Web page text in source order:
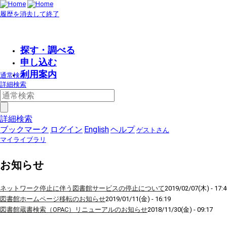
履歴を消去して終了
探す・調べる
申し込む
利用案内
通常検索
詳細検索
詳細検索
ブックマーク ログイン Englishヘルプ ゲストさん
マイライブラリ
お知らせ
ネットワーク停止に伴う図書館サービスの停止について2019/02/07(木) -
図書館ホームページ移転のお知らせ2019/01/11(金) - 16:19
図書館蔵書検索（OPAC）リニューアルのお知らせ2018/11/30(金) - 09:17